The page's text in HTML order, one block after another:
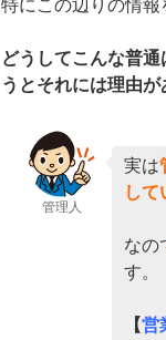
特にこの辺りの情報
どうしてこんな普
うとそれには理由
管理人
実は
して
なの
す。
【営